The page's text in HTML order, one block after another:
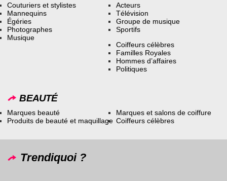
Couturiers et stylistes
Mannequins
Égéries
Photographes
Musique
Acteurs
Télévision
Groupe de musique
Sportifs
Coiffeurs célèbres
Familles Royales
Hommes d’affaires
Politiques
BEAUTÉ
Marques beauté
Produits de beauté et maquillage
Marques et salons de coiffure
Coiffeurs célèbres
Trendiquoi ?